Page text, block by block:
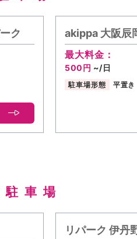
ク akippa 大阪辰
最大料金：
500円 ~/日
駐車場形態 平置き
車場
リパーク 伊丹